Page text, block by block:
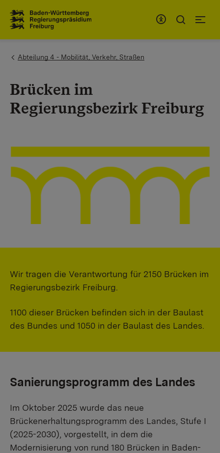
You are here:
Abteilung 4 - Mobilität, Verkehr, Straßen
Brücken im
Regierungsbezirk Freiburg
Wir tragen die Verantwortung für 2150 Brücken im
Regierungsbezirk Freiburg.
1100 dieser Brücken befinden sich in der Baulast
des Bundes und 1050 in der Baulast des Landes.
Sanierungsprogramm des Landes
Im Oktober 2025 wurde das neue
Brückenerhaltungsprogramm des Landes, Stufe I
(2025-2030), vorgestellt, in dem die
Modernisierung von rund 180 Brücken in Baden-